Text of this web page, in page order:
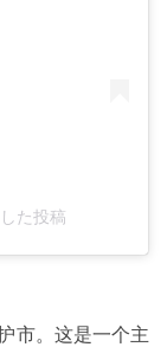
た投稿
市。这是一个主